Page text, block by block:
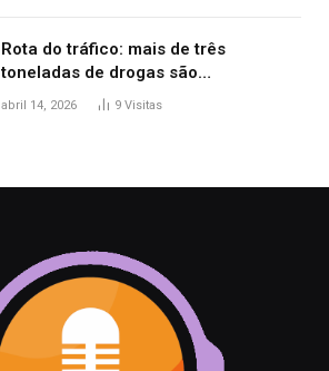
Rota do tráfico: mais de três
toneladas de drogas são
apreendidas no TO em três meses
abril 14, 2026 9 Visitas